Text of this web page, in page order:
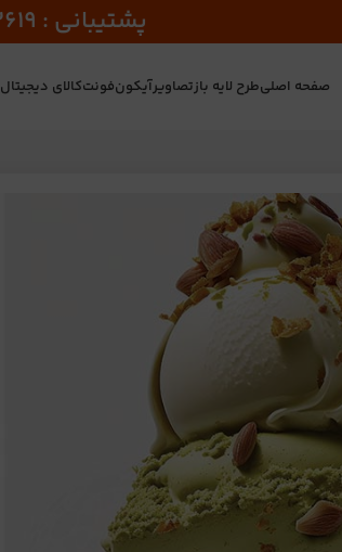
پشتیبانی : 02166102619 - 09366119082
صفحه اصلیطرح لایه بازتصاویرآیکونفونتکالای دیجیتال